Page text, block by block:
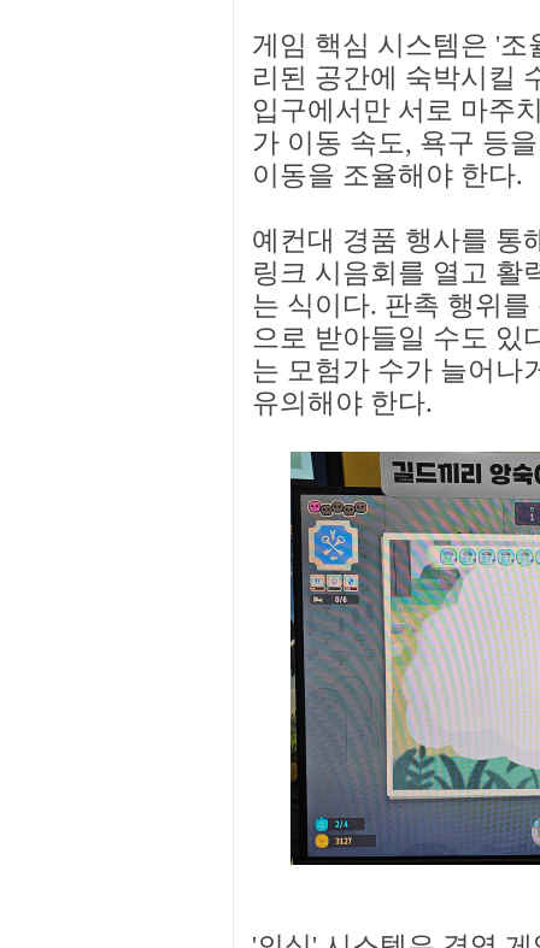
게임 핵심 시스템은 '
리된 공간에 숙박시킬
입구에서만 서로 마주
가 이동 속도, 욕구 등
이동을 조율해야 한다.
예컨대 경품 행사를 통
링크 시음회를 열고 활
는 식이다. 판촉 행위
으로 받아들일 수도 있
는 모험가 수가 늘어나
유의해야 한다.